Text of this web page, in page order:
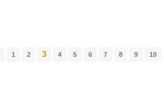
1 2 3 4 5 6 7 8 9 10